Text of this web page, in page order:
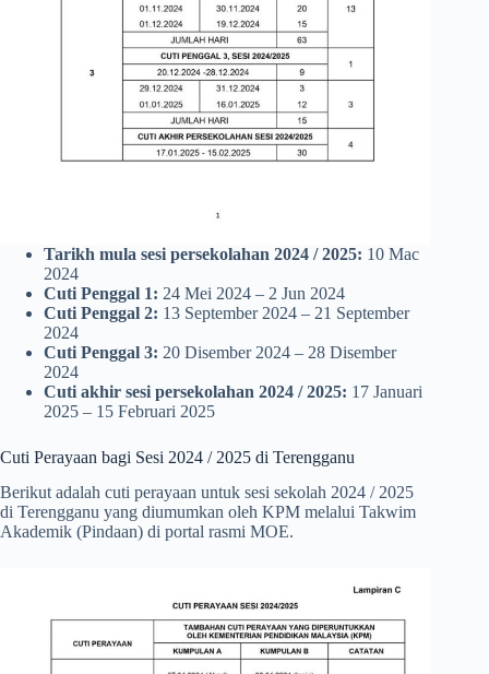
Tarikh mula sesi persekolahan 2024 / 2025: 10 Mac
2024
Cuti Penggal 1: 24 Mei 2024 – 2 Jun 2024
Cuti Penggal 2: 13 September 2024 – 21 September
2024
Cuti Penggal 3: 20 Disember 2024 – 28 Disember
2024
Cuti akhir sesi persekolahan 2024 / 2025: 17 Januari
2025 – 15 Februari 2025
Cuti Perayaan bagi Sesi 2024 / 2025 di Terengganu
Berikut adalah cuti perayaan untuk sesi sekolah 2024 / 2025
di Terengganu yang diumumkan oleh KPM melalui Takwim
Akademik (Pindaan) di portal rasmi MOE.